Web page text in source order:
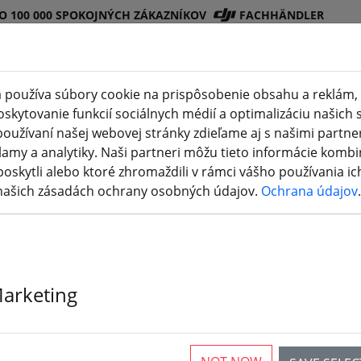
100 000 SPOKOJNÝCH ZÁKAZNÍKOV FACHHÄNDLER
Obchod
DJI
Batéri
e
Vrtuľ
a
Príslušenstv
o
3D
tlač
používa súbory cookie na prispôsobenie obsahu a
funkcií sociálnych médií a optimalizáciu našich
našej webovej stránky zdieľame aj s našimi
a analytiky. Naši partneri môžu tieto informácie
alebo ktoré zhromaždili v rámci vášho používania
zásadách ochrany osobných údajov. Ochrana údajov.